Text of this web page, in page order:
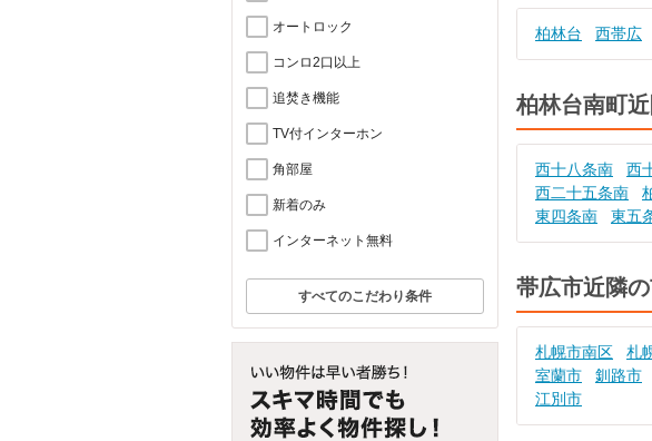
オートロック
コンロ2口以上
追焚き機能
TV付インターホン
角部屋
新着のみ
インターネット無料
すべてのこだわり条件
柏林台 西帯広
柏林台南町
西十八条南 西
西二十五条南
東四条南
東五
帯広市近隣
札幌市南区 札
室蘭市
釧路市
江別市